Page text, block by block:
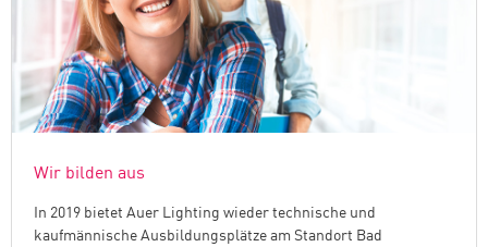
Wir bilden aus
In 2019 bietet Auer Lighting wieder technische und
kaufmännische Ausbildungsplätze am Standort Bad